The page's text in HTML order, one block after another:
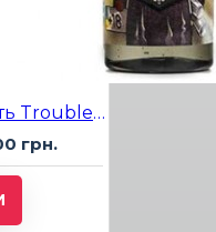
Жидкость Troublemaker Herson (сладкий арбуз) 60мл 3%
грн.